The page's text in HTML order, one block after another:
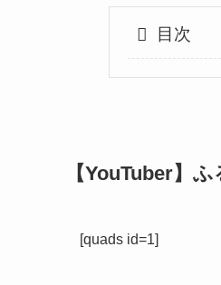
目次
【YouTuber】
[quads id=1]